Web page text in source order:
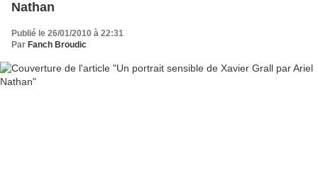
Nathan
Publié le 26/01/2010 à 22:31
Par Fanch Broudic